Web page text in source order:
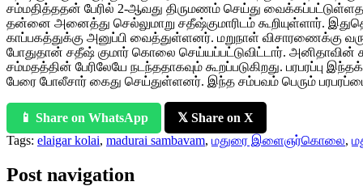
சம்மதித்ததன் பேரில் 2-ஆவது திருமணம் செய்து
தன்னை அனைத்து செல்லுமாறு சதீஷ்குமாரிடம் கூறியுள்ளார்.
காப்பகத்துக்கு அனுப்பி வைத்துள்ளனர். மறுநாள் விசாரணைக்கு
போதுதான் சதீஷ் குமார் கொலை செய்யப்பட்டுவிட்டார். அனிதாவின்
சம்மதத்தின் பேரிலேயே நடந்ததாகவும் கூறப்படுகிறது. பரபரப்பு
பேரை போலீசார் கைது செய்துள்ளனர். இந்த சம்பவம் பெரும் பரபரப்பை
📱 Share on WhatsApp
𝕏 Share on X
Tags: elaigar kolai, madurai sambavam, மதுரை இளைஞர்கொலை,
Post navigation